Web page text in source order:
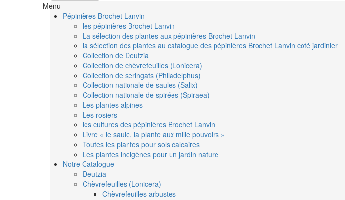
Menu
Pépinières Brochet Lanvin
les pépinières Brochet Lanvin
La sélection des plantes aux pépinières Brochet Lanvin
la sélection des plantes au catalogue des pépinières Brochet Lanvin coté jardinier
Collection de Deutzia
Collection de chèvrefeuilles (Lonicera)
Collection de seringats (Philadelphus)
Collection nationale de saules (Salix)
Collection nationale de spirées (Spiraea)
Les plantes alpines
Les rosiers
les cultures des pépinières Brochet Lanvin
Livre « le saule, la plante aux mille pouvoirs »
Toutes les plantes pour sols calcaires
Les plantes indigènes pour un jardin nature
Notre Catalogue
Deutzia
Chèvrefeuilles (Lonicera)
Chèvrefeuilles arbustes